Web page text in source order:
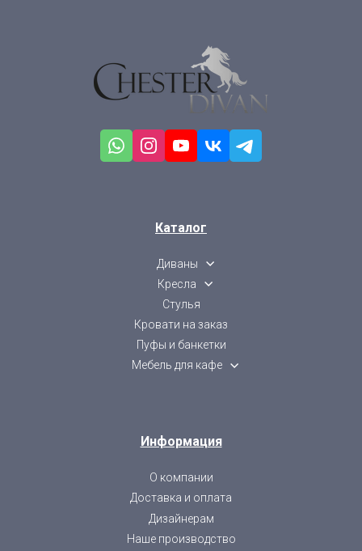
Каталог
Диваны
Кресла
Стулья
Кровати на заказ
Пуфы и банкетки
Мебель для кафе
Информация
О компании
Доставка и оплата
Дизайнерам
Наше производство